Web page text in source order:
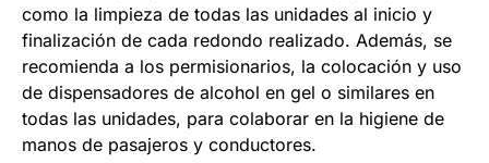
como la limpieza de todas las unidades al inicio y
finalización de cada redondo realizado. Además, se
recomienda a los permisionarios, la colocación y uso
de dispensadores de alcohol en gel o similares en
todas las unidades, para colaborar en la higiene de
manos de pasajeros y conductores.